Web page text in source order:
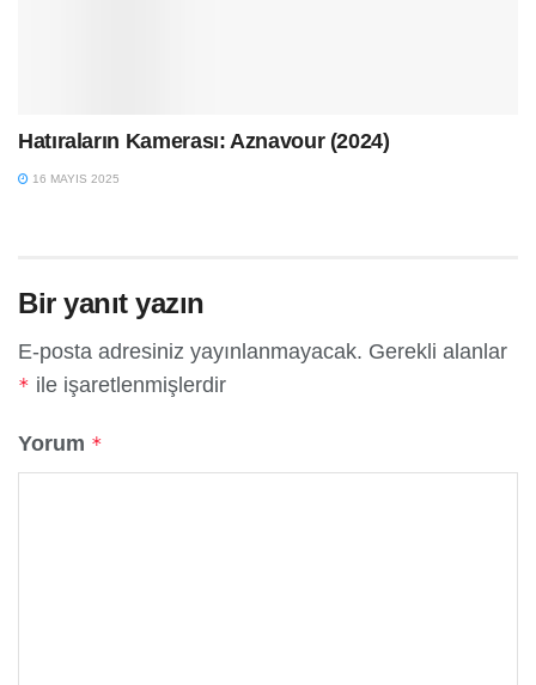
Hatıraların Kamerası: Aznavour (2024)
16 MAYIS 2025
Bir yanıt yazın
E-posta adresiniz yayınlanmayacak. Gerekli alanlar
* ile işaretlenmişlerdir
Yorum *